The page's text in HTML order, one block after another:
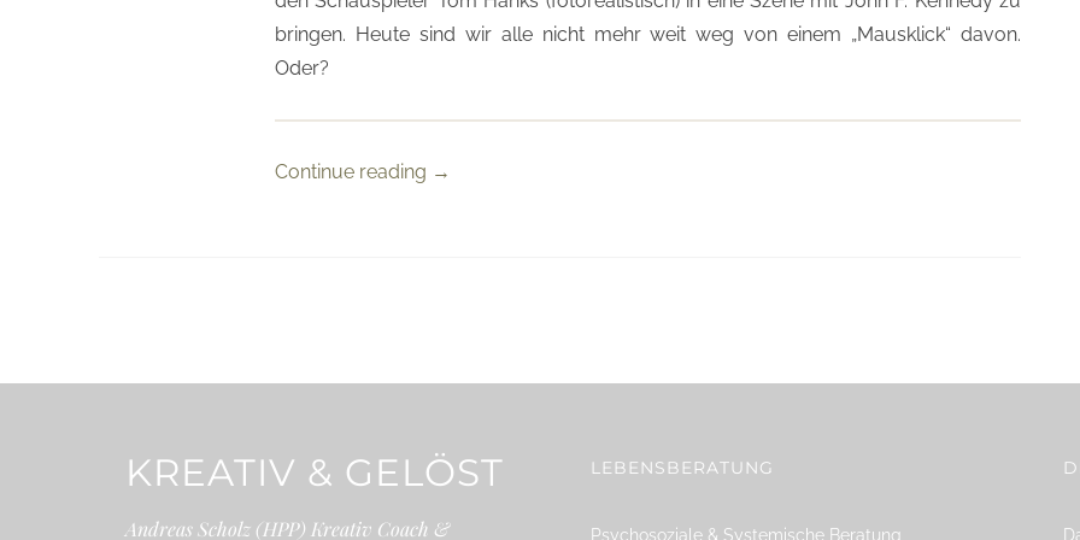
bringen. Heute sind wir alle nicht mehr weit weg von einem „Mausklick“ davon.
Oder?
Continue reading →
KREATIV & GELÖST
Andreas Scholz (HPP) Kreativ Coach &
LEBENSBERATUNG
Psychosoziale & Systemische Beratung